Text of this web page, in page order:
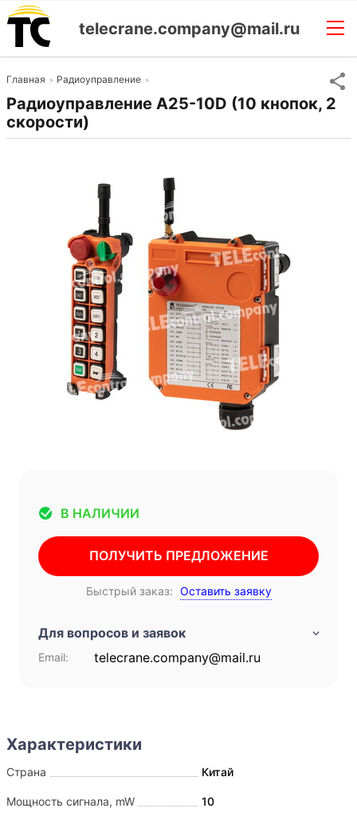
telecrane.company@mail.ru
Главная Радиоуправление
Радиоуправление A25-10D (10 кнопок, 2
скорости)
Страна Китай
Мощность сигнала, mW 10
В НАЛИЧИИ
ПОЛУЧИТЬ ПРЕДЛОЖЕНИЕ
Быстрый заказ: Оставить заявку
Для вопросов и заявок
Email: telecrane.company@mail.ru